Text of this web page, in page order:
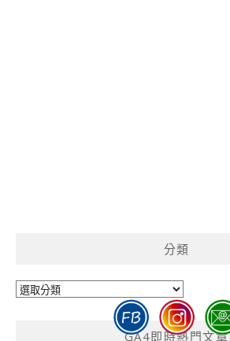
分類
分
GA4即時熱門文章